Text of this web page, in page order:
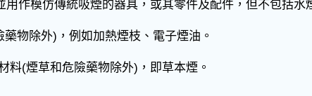
作模仿傳統吸煙的器具，或其零件及配件，但不包括水
物除外)，例如加熱煙枝、電子煙油。
料(煙草和危險藥物除外)，即草本煙。